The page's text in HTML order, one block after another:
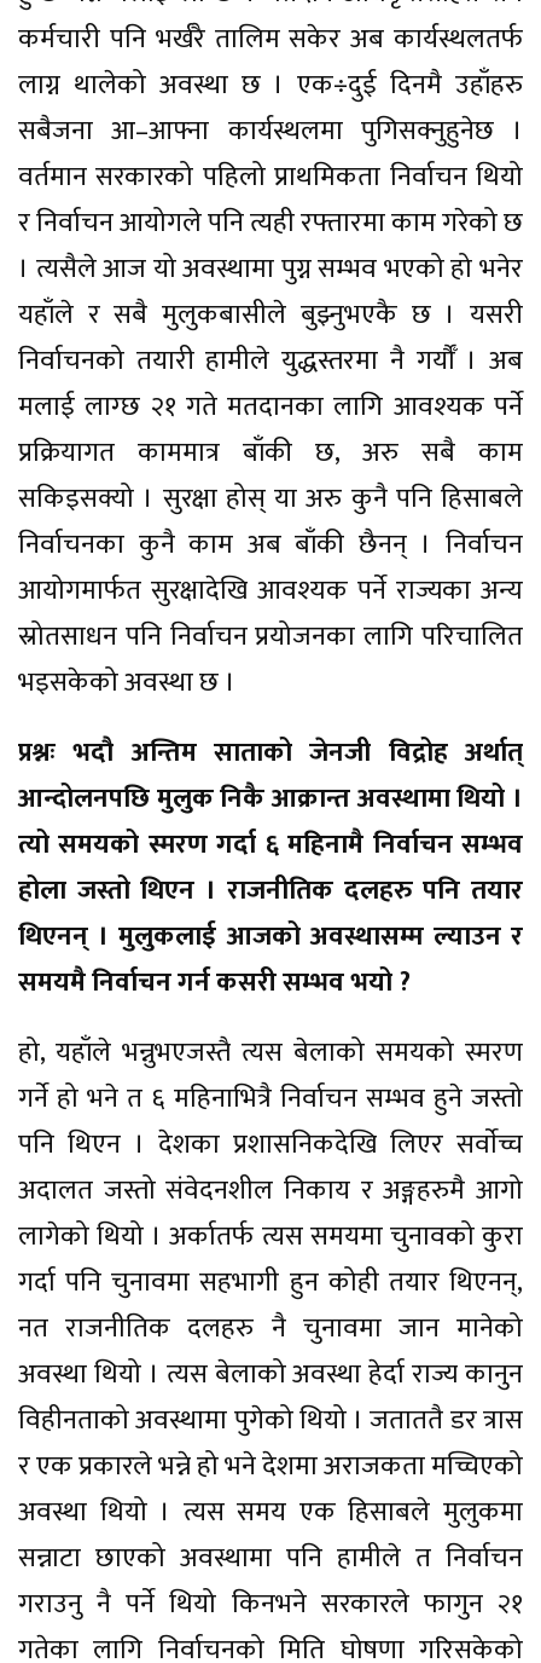
कर्मचारी पनि भर्खरै तालिम सकेर अब कार्यस्थलतर्फ
लाग्न थालेको अवस्था छ । एक÷दुई दिनमै उहाँहरु
सबैजना आ–आफ्ना कार्यस्थलमा पुगिसक्नुहुनेछ ।
वर्तमान सरकारको पहिलो प्राथमिकता निर्वाचन थियो
र निर्वाचन आयोगले पनि त्यही रफ्तारमा काम गरेको छ
। त्यसैले आज यो अवस्थामा पुग्न सम्भव भएको हो भनेर
यहाँले र सबै मुलुकबासीले बुझ्नुभएकै छ । यसरी
निर्वाचनको तयारी हामीले युद्धस्तरमा नै गर्यौँ । अब
मलाई लाग्छ २१ गते मतदानका लागि आवश्यक पर्ने
प्रक्रियागत काममात्र बाँकी छ, अरु सबै काम
सकिइसक्यो । सुरक्षा होस् या अरु कुनै पनि हिसाबले
निर्वाचनका कुनै काम अब बाँकी छैनन् । निर्वाचन
आयोगमार्फत सुरक्षादेखि आवश्यक पर्ने राज्यका अन्य
स्रोतसाधन पनि निर्वाचन प्रयोजनका लागि परिचालित
भइसकेको अवस्था छ ।
प्रश्नः भदौ अन्तिम साताको जेनजी विद्रोह अर्थात्
आन्दोलनपछि मुलुक निकै आक्रान्त अवस्थामा थियो ।
त्यो समयको स्मरण गर्दा ६ महिनामै निर्वाचन सम्भव
होला जस्तो थिएन । राजनीतिक दलहरु पनि तयार
थिएनन् । मुलुकलाई आजको अवस्थासम्म ल्याउन र
समयमै निर्वाचन गर्न कसरी सम्भव भयो ?
हो, यहाँले भन्नुभएजस्तै त्यस बेलाको समयको स्मरण
गर्ने हो भने त ६ महिनाभित्रै निर्वाचन सम्भव हुने जस्तो
पनि थिएन । देशका प्रशासनिकदेखि लिएर सर्वाेच्च
अदालत जस्तो संवेदनशील निकाय र अङ्गहरुमै आगो
लागेको थियो । अर्कातर्फ त्यस समयमा चुनावको कुरा
गर्दा पनि चुनावमा सहभागी हुन कोही तयार थिएनन्,
नत राजनीतिक दलहरु नै चुनावमा जान मानेको
अवस्था थियो । त्यस बेलाको अवस्था हेर्दा राज्य कानुन
विहीनताको अवस्थामा पुगेको थियो । जताततै डर त्रास
र एक प्रकारले भन्ने हो भने देशमा अराजकता मच्चिएको
अवस्था थियो । त्यस समय एक हिसाबले मुलुकमा
सन्नाटा छाएको अवस्थामा पनि हामीले त निर्वाचन
गराउनु नै पर्ने थियो किनभने सरकारले फागुन २१
गतेका लागि निर्वाचनको मिति घोषणा गरिसकेको